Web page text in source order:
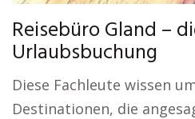
Reisebüro Gland –
Urlaubsbuchung
Diese Fachleute wissen
Destinationen, die